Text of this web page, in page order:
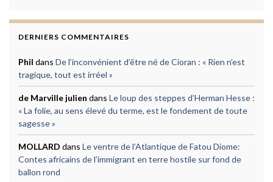
DERNIERS COMMENTAIRES
Phil dans De l’inconvénient d’être né de Cioran : « Rien n’est
tragique, tout est irréel »
de Marville julien dans Le loup des steppes d’Herman Hesse :
« La folie, au sens élevé du terme, est le fondement de toute
sagesse »
MOLLARD dans Le ventre de l’Atlantique de Fatou Diome:
Contes africains de l’immigrant en terre hostile sur fond de
ballon rond